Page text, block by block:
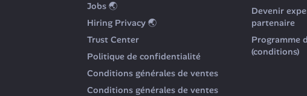
Jobs 🌏
Hiring Privacy 🌏
Trust Center
Politique de confidentialité
Conditions générales de ventes
Conditions générales de ventes
Devenir
partenaire
Programme
(conditions)